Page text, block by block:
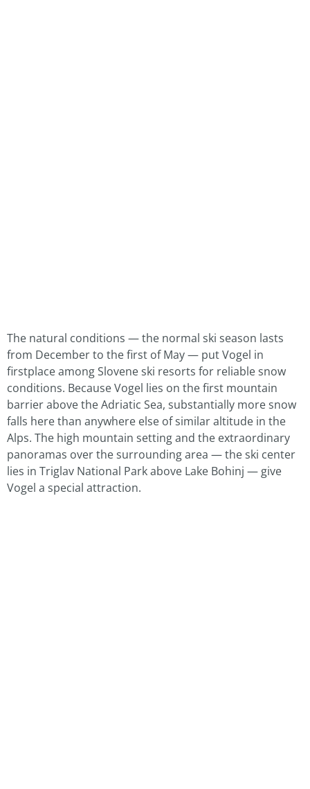
The natural conditions — the normal ski season lasts
from December to the first of May — put Vogel in
firstplace among Slovene ski resorts for reliable snow
conditions. Because Vogel lies on the first mountain
barrier above the Adriatic Sea, substantially more snow
falls here than anywhere else of similar altitude in the
Alps. The high mountain setting and the extraordinary
panoramas over the surrounding area — the ski center
lies in Triglav National Park above Lake Bohinj — give
Vogel a special attraction.